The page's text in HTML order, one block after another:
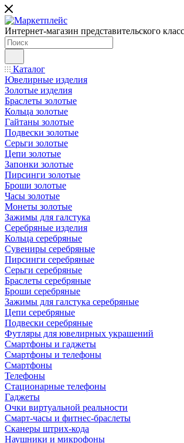
Интернет-магазин представительского
Каталог
Ювелирные изделия
Золотые изделия
Браслеты золотые
Кольца золотые
Гайтаны золотые
Подвески золотые
Серьги золотые
Цепи золотые
Запонки золотые
Пирсинги золотые
Броши золотые
Часы золотые
Монеты золотые
Зажимы для галстука
Серебряные изделия
Кольца серебряные
Сувениры серебряные
Пирсинги серебряные
Серьги серебряные
Браслеты серебряные
Броши серебряные
Зажимы для галстука серебряные
Цепи серебряные
Подвески серебряные
Футляры для ювелирных украшений
Смартфоны и гаджеты
Смартфоны и телефоны
Смартфоны
Телефоны
Стационарные телефоны
Гаджеты
Очки виртуальной реальности
Смарт-часы и фитнес-браслеты
Сканеры штрих-кода
Наушники и микрофоны